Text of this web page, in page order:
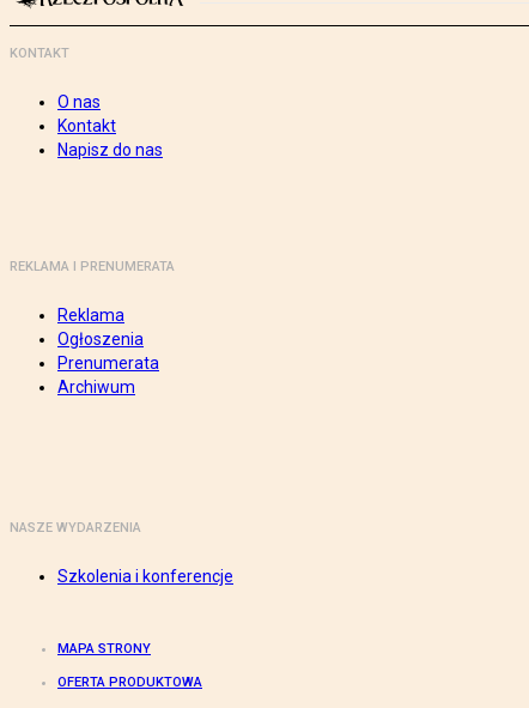
KONTAKT
O nas
Kontakt
Napisz do nas
REKLAMA I PRENUMERATA
Reklama
Ogłoszenia
Prenumerata
Archiwum
NASZE WYDARZENIA
Szkolenia i konferencje
MAPA STRONY
OFERTA PRODUKTOWA